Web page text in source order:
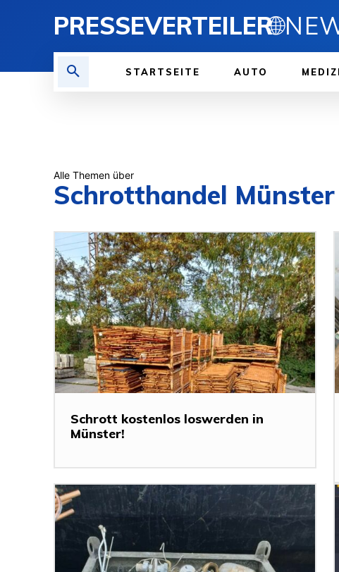
PRESSEVERTEILER
STARTSEITE AUTO
Alle Themen über
Schrotthandel Münster
Schrott kostenlos loswerden in
Münster!